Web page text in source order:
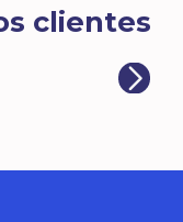
clientes